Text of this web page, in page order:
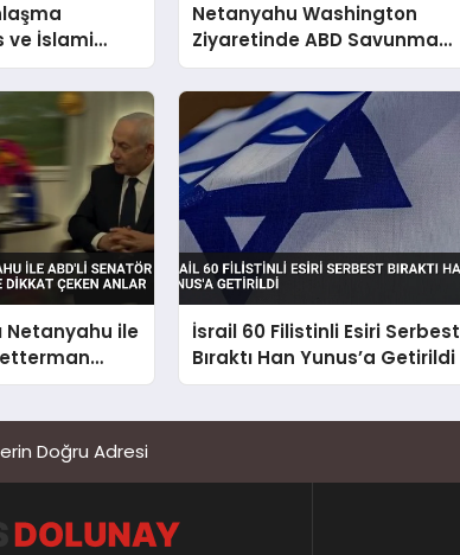
ve İslami
Geldi
Netanyahu Washington
Ziyaretinde ABD Savunma
Bakanı Hegseth ile Görüştü
Netanyahu ile
çeken
İsrail 60 Filistinli Esiri Serbest
Bıraktı Han Yunus’a Getirildi
Doğru Adresi